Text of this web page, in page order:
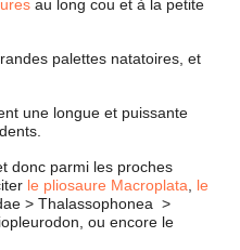
au long cou et à la petite
palettes natatoires, et
une longue et puissante
donc parmi les proches
le pliosaure Macroplata
le
> Thalassophonea >
ou encore le